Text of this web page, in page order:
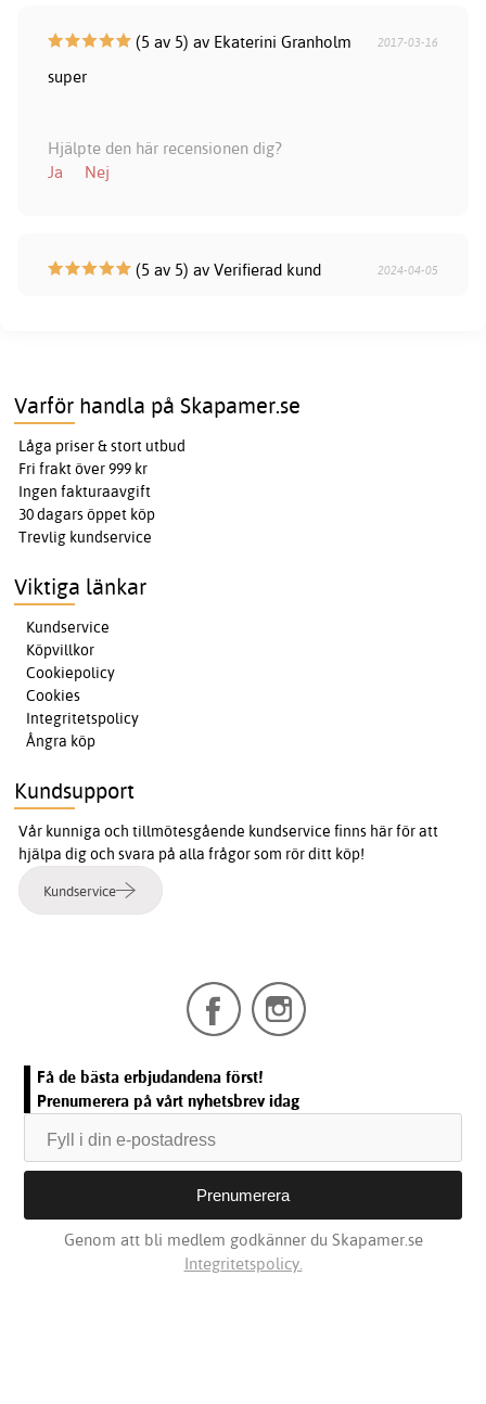
(5 av 5) av Ekaterini Granholm 2017-03-16
super
Hjälpte den här recensionen dig?
Ja
Nej
(5 av 5) av Verifierad kund 2024-04-05
Varför handla på Skapamer.se
Låga priser & stort utbud
Fri frakt över 999 kr
Ingen fakturaavgift
30 dagars öppet köp
Trevlig kundservice
Viktiga länkar
Kundservice
Köpvillkor
Cookiepolicy
Cookies
Integritetspolicy
Ångra köp
Kundsupport
Vår kunniga och tillmötesgående kundservice finns här för att
hjälpa dig och svara på alla frågor som rör ditt köp!
Kundservice
Få de bästa erbjudandena först!
Prenumerera på vårt nyhetsbrev idag
Genom att bli medlem godkänner du Skapamer.se
Integritetspolicy.